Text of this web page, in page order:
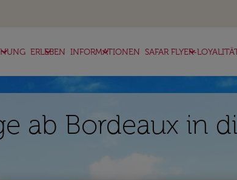
ERLEBEN
keyboard_arrow_down INFORMATIONEN
keyboard_arrow_down SAFAR FLYER-
keyboard_arrow_down
ab Bordeaux in